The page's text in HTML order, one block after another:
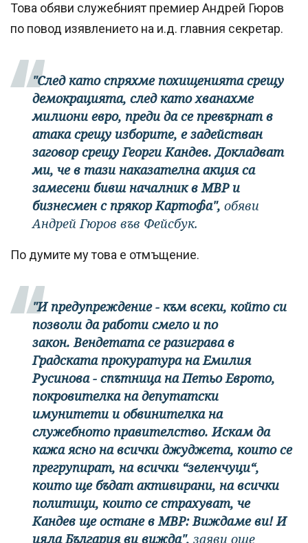
Това обяви служебният премиер Андрей Гюров
по повод изявлението на и.д. главния секретар.
"След като спряхме похищенията срещу
демокрацията, след като хванахме
милиони евро, преди да се превърнат в
атака срещу изборите, е задействан
заговор срещу Георги Кандев. Докладват
ми, че в тази наказателна акция са
замесени бивш началник в МВР и
бизнесмен с прякор Картофа", обяви
Андрей Гюров във Фейсбук.
По думите му това е отмъщение.
"И предупреждение - към всеки, който си
позволи да работи смело и по
закон. Вендетата се разиграва в
Градската прокуратура на Емилия
Русинова - спътница на Петьо Еврото,
покровителка на депутатски
имунитети и обвинителка на
служебното правителство. Искам да
кажа ясно на всички джуджета, които се
прегрупират, на всички “зеленчуци“,
които ще бъдат активирани, на всички
политици, които се страхуват, че
Кандев ще остане в МВР: Виждаме ви! И
цяла България ви вижда", заяви още